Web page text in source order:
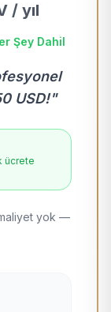
/ yıl
Şey Dahil
USD!"
ücrete
yok —